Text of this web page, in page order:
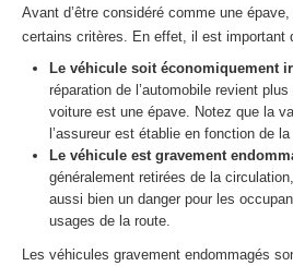
Centreagréé VHU 93 : casse auto
Centreagréé VHU 94 : casse auto
Centreagréé VHU 95 : casse auto
DOCUMENTSÀ JOINDRE
RACHATVÉHICULES
CONTACT
Avant d’être considéré comme une
certains critères. En effet, il est important
Le véhicule soit économiquement
réparation de l’automobile revient
voiture est une épave. Notez que la
l’assureur est établie en fonction de
Le véhicule est gravement
généralement retirées de la
aussi bien un danger pour les
usages de la route.
Les véhicules gravement endommagés